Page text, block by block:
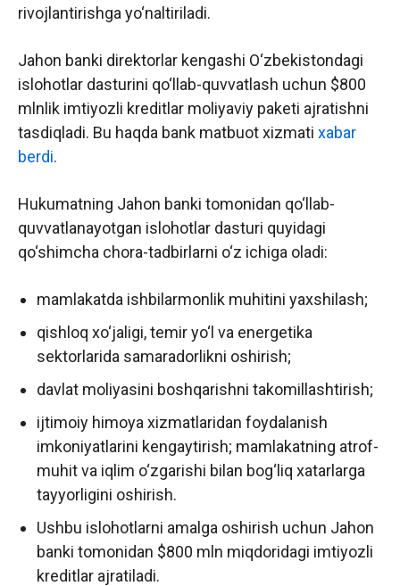
rivojlantirishga yo‘naltiriladi.
Jahon banki direktorlar kengashi O‘zbekistondagi
islohotlar dasturini qo‘llab-quvvatlash uchun $800
mlnlik imtiyozli kreditlar moliyaviy paketi ajratishni
tasdiqladi. Bu haqda bank matbuot xizmati xabar
berdi.
Hukumatning Jahon banki tomonidan qo‘llab-
quvvatlanayotgan islohotlar dasturi quyidagi
qo‘shimcha chora-tadbirlarni o‘z ichiga oladi:
mamlakatda ishbilarmonlik muhitini yaxshilash;
qishloq xo‘jaligi, temir yo‘l va energetika
sektorlarida samaradorlikni oshirish;
davlat moliyasini boshqarishni takomillashtirish;
ijtimoiy himoya xizmatlaridan foydalanish
imkoniyatlarini kengaytirish; mamlakatning atrof-
muhit va iqlim o‘zgarishi bilan bog‘liq xatarlarga
tayyorligini oshirish.
Ushbu islohotlarni amalga oshirish uchun Jahon
banki tomonidan $800 mln miqdoridagi imtiyozli
kreditlar ajratiladi.